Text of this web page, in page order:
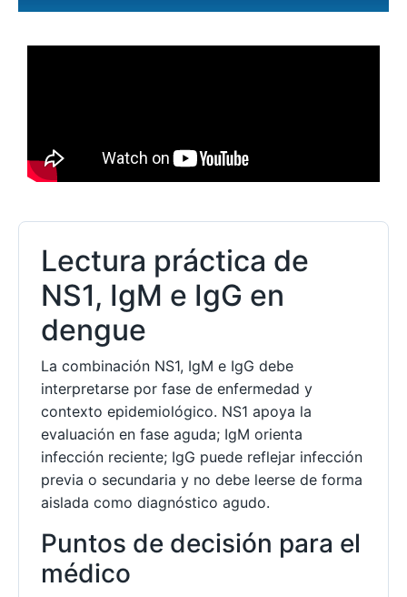
Lectura práctica de
NS1, IgM e IgG en
dengue
La combinación NS1, IgM e IgG debe
interpretarse por fase de enfermedad y
contexto epidemiológico. NS1 apoya la
evaluación en fase aguda; IgM orienta
infección reciente; IgG puede reflejar infección
previa o secundaria y no debe leerse de forma
aislada como diagnóstico agudo.
Puntos de decisión para el
médico